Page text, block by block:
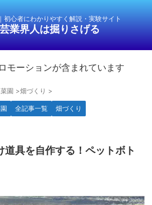
初心者にわかりやすく解説・実験サイト
業界人は掘りさげる
モーションが含まれています
園 >畑づくり >
全記事一覧 畑づくり
道具を自作する！ペットボト